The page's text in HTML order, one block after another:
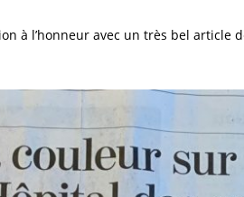
à l’honneur avec un très bel